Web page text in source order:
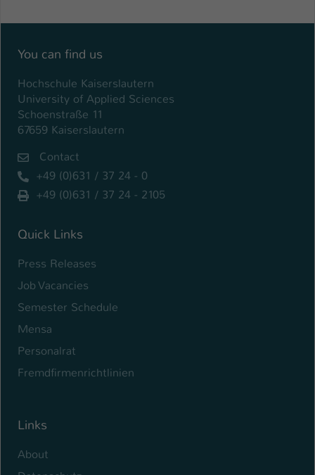
You can find us
Hochschule Kaiserslautern
University of Applied Sciences
Schoenstraße 11
67659 Kaiserslautern
Contact
+49 (0)631 / 37 24 - 0
+49 (0)631 / 37 24 - 2105
Quick Links
Press Releases
Job Vacancies
Semester Schedule
Mensa
Personalrat
Fremdfirmenrichtlinien
Links
About